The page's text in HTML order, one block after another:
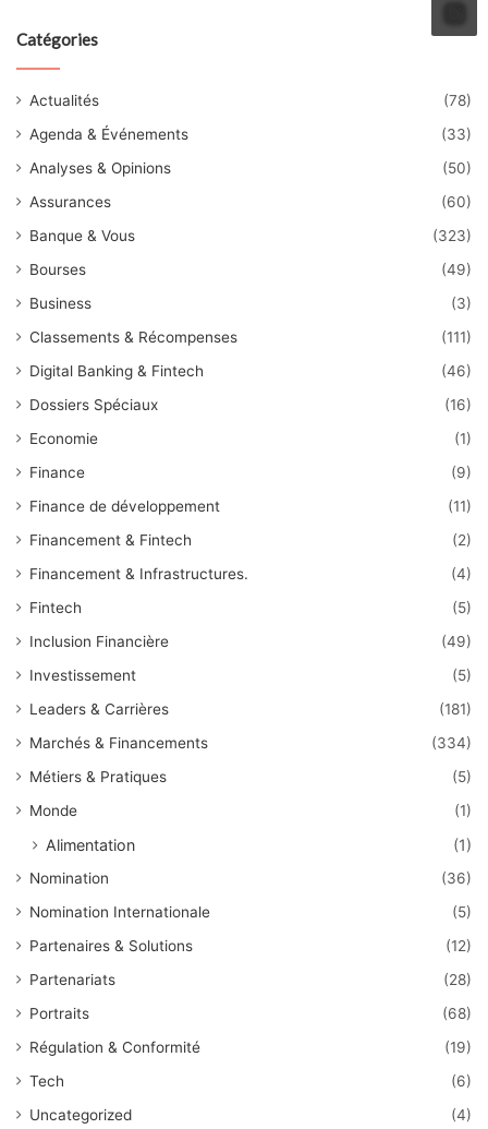
Catégories
Actualités
(78)
Agenda & Événements
(33)
Analyses & Opinions
(50)
Assurances
(60)
Banque & Vous
(323)
Bourses
(49)
Business
(3)
Classements & Récompenses
(111)
Digital Banking & Fintech
(46)
Dossiers Spéciaux
(16)
Economie
(1)
Finance
(9)
Finance de développement
(11)
Financement & Fintech
(2)
Financement & Infrastructures.
(4)
Fintech
(5)
Inclusion Financière
(49)
Investissement
(5)
Leaders & Carrières
(181)
Marchés & Financements
(334)
Métiers & Pratiques
(5)
Monde
(1)
Alimentation (1)
Nomination
(36)
Nomination Internationale
(5)
Partenaires & Solutions
(12)
Partenariats
(28)
Portraits
(68)
Régulation & Conformité
(19)
Tech
(6)
Uncategorized
(4)